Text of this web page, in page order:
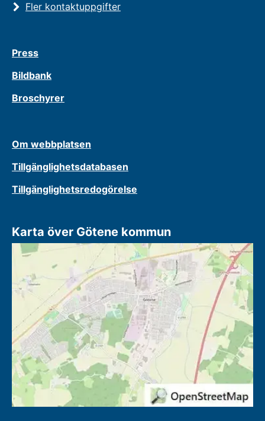
Fler kontaktuppgifter
Press
Bildbank
Broschyrer
Om webbplatsen
Tillgänglighetsdatabasen
Tillgänglighetsredogörelse
Karta över Götene kommun